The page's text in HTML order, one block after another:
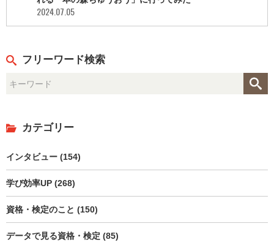
2024.07.05
フリーワード検索
カテゴリー
インタビュー (154)
学び効率UP (268)
資格・検定のこと (150)
データで見る資格・検定 (85)